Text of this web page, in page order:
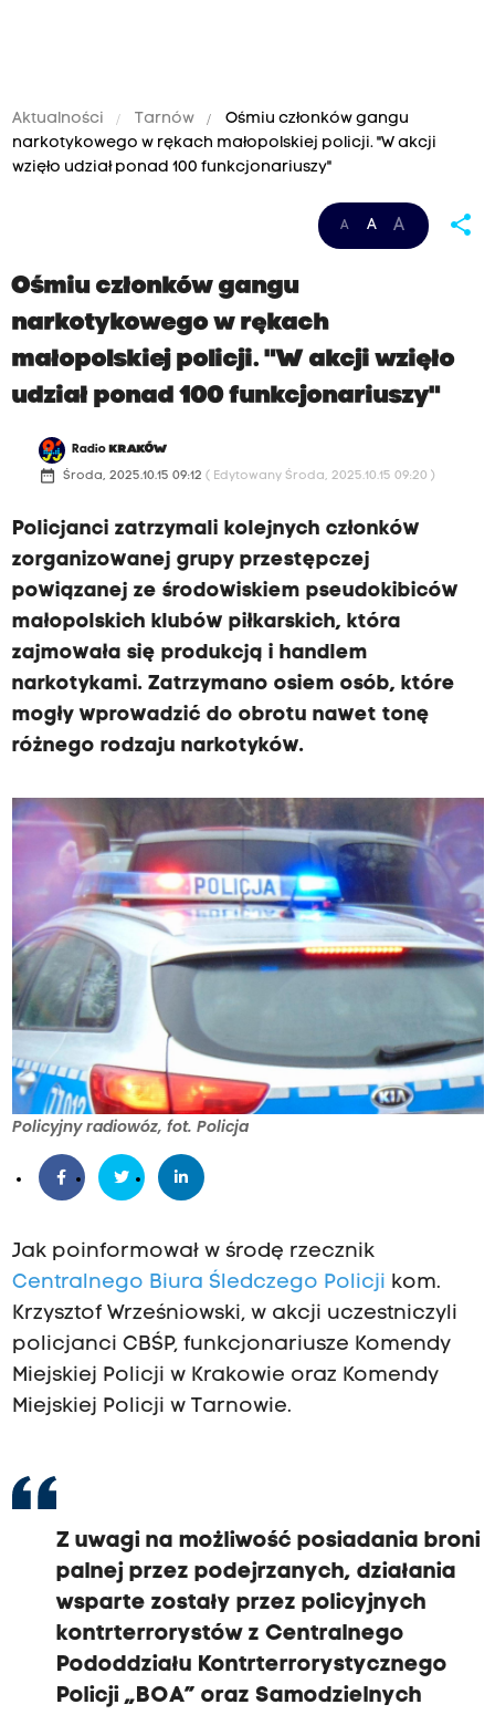
Aktualności Tarnów
Ośmiu członków gangu
narkotykowego w rękach małopolskiej policji. "W akcji
wzięło udział ponad 100 funkcjonariuszy"
A A A share
Ośmiu członków gangu
narkotykowego w rękach
małopolskiej policji. "W akcji wzięło
udział ponad 100 funkcjonariuszy"
Radio KRAKÓW
date_range Środa, 2025.10.15 09:12 ( Edytowany Środa, 2025.10.15 09:20 )
Policjanci zatrzymali kolejnych członków
zorganizowanej grupy przestępczej
powiązanej ze środowiskiem pseudokibiców
małopolskich klubów piłkarskich, która
zajmowała się produkcją i handlem
narkotykami. Zatrzymano osiem osób, które
mogły wprowadzić do obrotu nawet tonę
różnego rodzaju narkotyków.
Policyjny radiowóz, fot. Policja
Jak poinformował w środę rzecznik
Centralnego Biura Śledczego Policji kom.
Krzysztof Wrześniowski, w akcji uczestniczyli
policjanci CBŚP, funkcjonariusze Komendy
Miejskiej Policji w Krakowie oraz Komendy
Miejskiej Policji w Tarnowie.
Z uwagi na możliwość posiadania broni
palnej przez podejrzanych, działania
wsparte zostały przez policyjnych
kontrterrorystów z Centralnego
Pododdziału Kontrterrorystycznego
Policji „BOA” oraz Samodzielnych